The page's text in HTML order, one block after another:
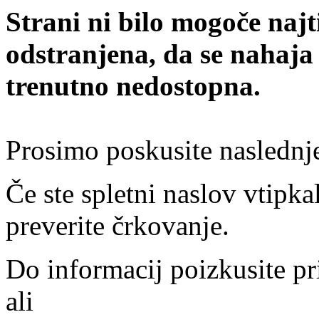
Strani ni bilo mogoče
odstranjena, da se
trenutno nedostopna.
Prosimo poskusite
Če ste spletni naslov
preverite črkovanje.
Do informacij poizkusite
ali